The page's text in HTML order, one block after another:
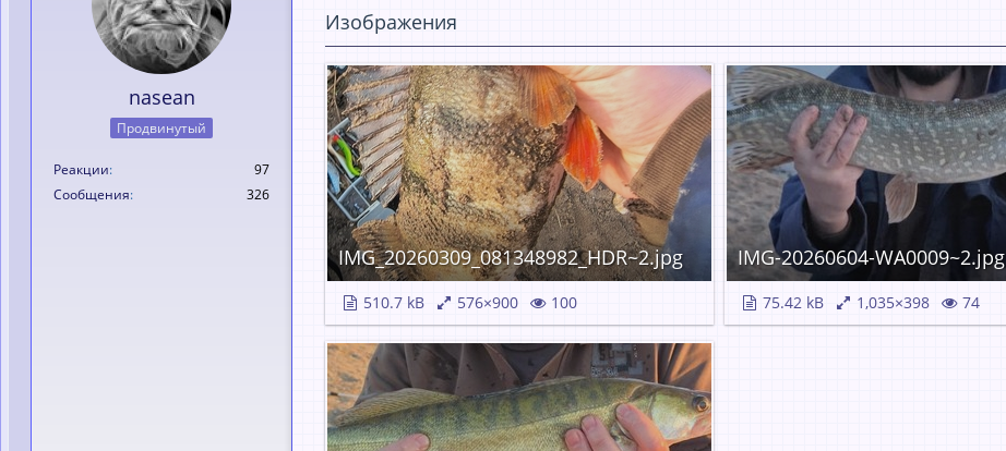
nasean
Продвинутый
Реакции
97
Сообщения
326
Изображения
IMG_20260309_081348982_HDR~2.jpg
510.7 kB 576×900 100
IMG-20260604-WA0009~2.jpg
75.42 kB 1,035×398 74